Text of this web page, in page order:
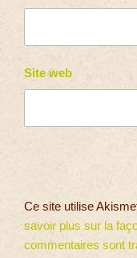
Site web
Ce site utilise
savoir plus sur la
commentaires sont